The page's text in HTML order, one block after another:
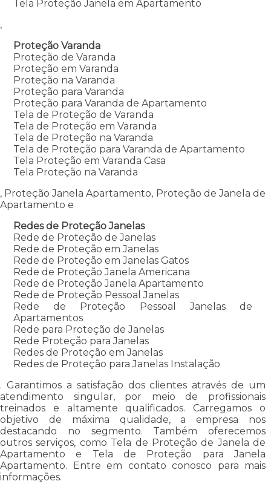
Tela Proteção Janela em Apartamento
,
Proteção Varanda
Proteção de Varanda
Proteção em Varanda
Proteção na Varanda
Proteção para Varanda
Proteção para Varanda de Apartamento
Tela de Proteção de Varanda
Tela de Proteção em Varanda
Tela de Proteção na Varanda
Tela de Proteção para Varanda de Apartamento
Tela Proteção em Varanda Casa
Tela Proteção na Varanda
, Proteção Janela Apartamento, Proteção de Janela de
Apartamento e
Redes de Proteção Janelas
Rede de Proteção de Janelas
Rede de Proteção em Janelas
Rede de Proteção em Janelas Gatos
Rede de Proteção Janela Americana
Rede de Proteção Janela Apartamento
Rede de Proteção Pessoal Janelas
Rede de Proteção Pessoal Janelas de
Apartamentos
Rede para Proteção de Janelas
Rede Proteção para Janelas
Redes de Proteção em Janelas
Redes de Proteção para Janelas Instalação
. Garantimos a satisfação dos clientes através de um
atendimento singular, por meio de profissionais
treinados e altamente qualificados. Carregamos o
objetivo de máxima qualidade, a empresa nos
destacando no segmento. Também oferecemos
outros serviços, como Tela de Proteção de Janela de
Apartamento e Tela de Proteção para Janela
Apartamento. Entre em contato conosco para mais
informações.